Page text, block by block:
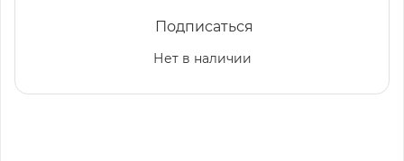
Подписаться
Нет в наличии